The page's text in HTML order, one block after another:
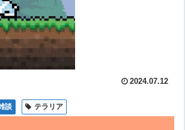
2024.07.12
談 テラリア